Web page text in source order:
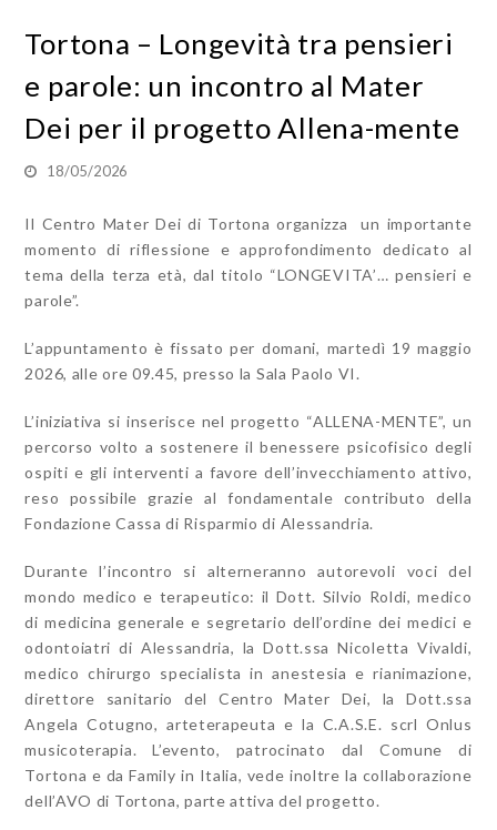
Tortona – Longevità tra pensieri
e parole: un incontro al Mater
Dei per il progetto Allena-mente
18/05/2026
Il Centro Mater Dei di Tortona organizza un importante
momento di riflessione e approfondimento dedicato al
tema della terza età, dal titolo “LONGEVITA’… pensieri e
parole”.
L’appuntamento è fissato per domani, martedì 19 maggio
2026, alle ore 09.45, presso la Sala Paolo VI.
L’iniziativa si inserisce nel progetto “ALLENA-MENTE”, un
percorso volto a sostenere il benessere psicofisico degli
ospiti e gli interventi a favore dell’invecchiamento attivo,
reso possibile grazie al fondamentale contributo della
Fondazione Cassa di Risparmio di Alessandria.
Durante l’incontro si alterneranno autorevoli voci del
mondo medico e terapeutico: il Dott. Silvio Roldi, medico
di medicina generale e segretario dell’ordine dei medici e
odontoiatri di Alessandria, la Dott.ssa Nicoletta Vivaldi,
medico chirurgo specialista in anestesia e rianimazione,
direttore sanitario del Centro Mater Dei, la Dott.ssa
Angela Cotugno, arteterapeuta e la C.A.S.E. scrl Onlus
musicoterapia. L’evento, patrocinato dal Comune di
Tortona e da Family in Italia, vede inoltre la collaborazione
dell’AVO di Tortona, parte attiva del progetto.